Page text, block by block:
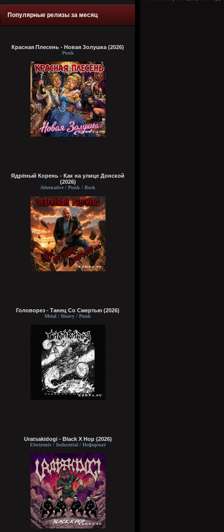
Популярные релизы за месяц
Красная Плесень - Новая Золушка (2026)
Punk
Ядрёный Корень - Как на улице Донской
(2026)
Alternative / Punk / Rock
Головорез - Tанец Со Смертью (2026)
Metal / Heavy / Punk
Uratsakidogi - Black X Hop (2026)
Electronic / Industrial / Неформат